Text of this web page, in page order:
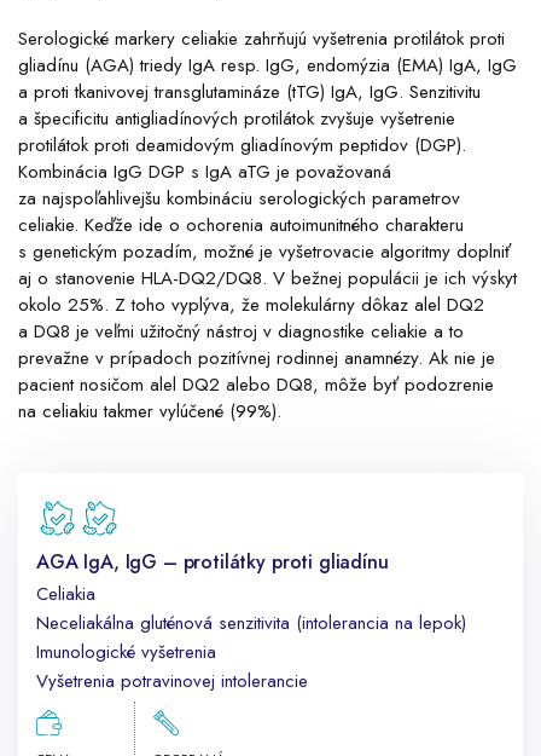
Serologické markery celiakie zahrňujú vyšetrenia protilátok proti
gliadínu (AGA) triedy IgA resp. IgG, endomýzia (EMA) IgA, IgG
a proti tkanivovej transglutamináze (tTG) IgA, IgG. Senzitivitu
a špecificitu antigliadínových protilátok zvyšuje vyšetrenie
protilátok proti deamidovým gliadínovým peptidov (DGP).
Kombinácia IgG DGP s IgA aTG je považovaná
za najspoľahlivejšu kombináciu serologických parametrov
celiakie. Keďže ide o ochorenia autoimunitného charakteru
s genetickým pozadím, možné je vyšetrovacie algoritmy doplniť
aj o stanovenie HLA-DQ2/DQ8. V bežnej populácii je ich výskyt
okolo 25%. Z toho vyplýva, že molekulárny dôkaz alel DQ2
a DQ8 je veľmi užitočný nástroj v diagnostike celiakie a to
prevažne v prípadoch pozitívnej rodinnej anamnézy. Ak nie je
pacient nosičom alel DQ2 alebo DQ8, môže byť podozrenie
na celiakiu takmer vylúčené (99%).
AGA IgA, IgG – protilátky proti gliadínu
Celiakia
Neceliakálna gluténová senzitivita (intolerancia na lepok)
Imunologické vyšetrenia
Vyšetrenia potravinovej intolerancie